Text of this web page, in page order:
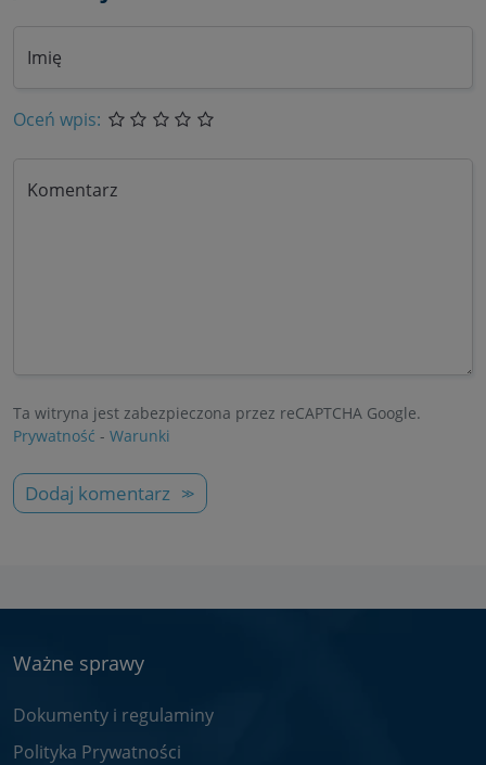
Imię
Oceń wpis:
Komentarz
Ta witryna jest zabezpieczona przez reCAPTCHA Google.
Prywatność - Warunki
Dodaj komentarz
Ważne sprawy
Dokumenty i regulaminy
Polityka Prywatności